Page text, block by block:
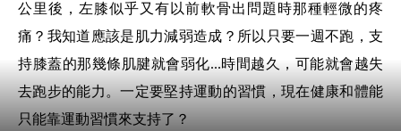
公里後，左膝似乎又有以前軟骨出問題時那種輕微的疼
痛？我知道應該是肌力減弱造成？所以只要一週不跑，支
持膝蓋的那幾條肌腱就會弱化...時間越久，可能就會越失
去跑步的能力。一定要堅持運動的習慣，現在健康和體能
只能靠運動習慣來支持了？